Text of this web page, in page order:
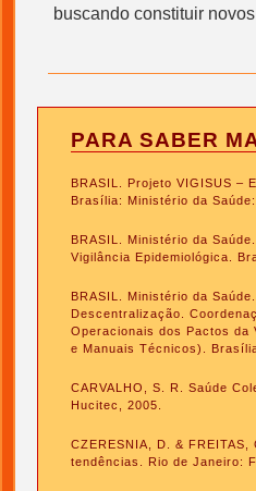
buscando constituir
PARA SABER
BRASIL. Projeto VIGISUS –
Brasília: Ministério da
BRASIL. Ministério da
Vigilância Epidemiológica.
BRASIL. Ministério da
Descentralização.
Operacionais dos Pactos da
e Manuais Técnicos).
CARVALHO, S. R. Saúde
Hucitec, 2005.
CZERESNIA, D. &
tendências. Rio de Janeiro: